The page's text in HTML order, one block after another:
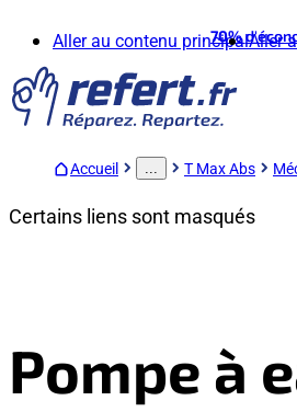
Aller au contenu principalAller
70%
Accueil ... T Max Abs
Certains liens sont masqués
Pompe à